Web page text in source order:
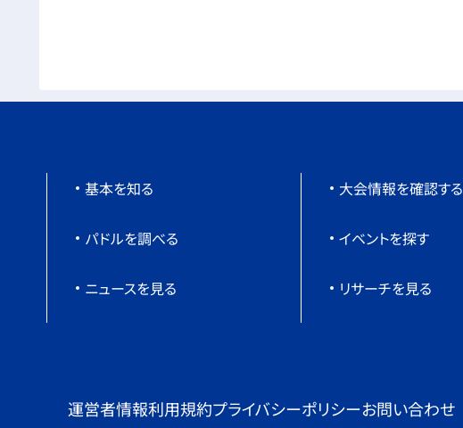
基本を知る
パドルを調べる
ニュースを見る
大会情報を確認する
イベントを探す
リサーチを見る
運営者情報利用規約プライバシーポリシーお問い合わせ